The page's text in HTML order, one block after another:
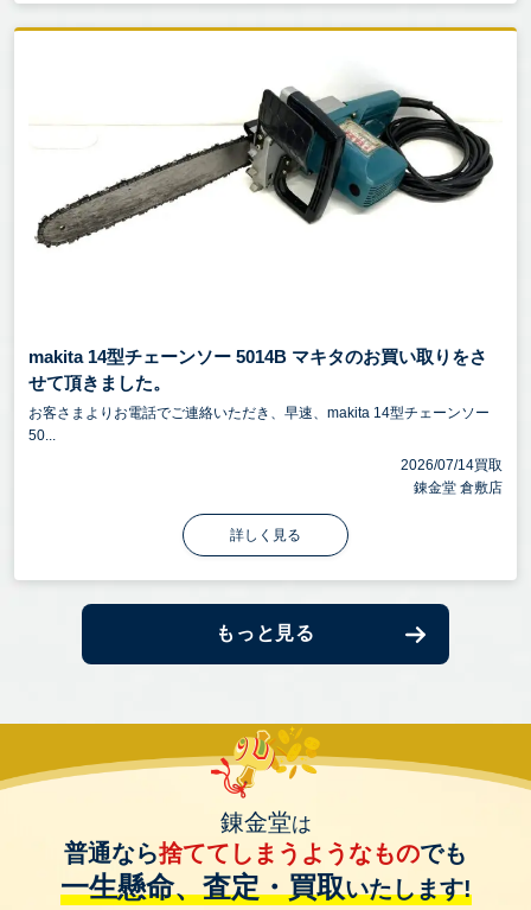
makita 14型チェーンソー 5014B マキタのお買い取りをさ
せて頂きました。
お客さまよりお電話でご連絡いただき、早速、makita 14型チェーンソー
50...
2026/07/14買取
錬金堂 倉敷店
詳しく見る
もっと見る
錬金堂は
普通なら捨ててしまうようなものでも
一生懸命、査定・買取いたします!